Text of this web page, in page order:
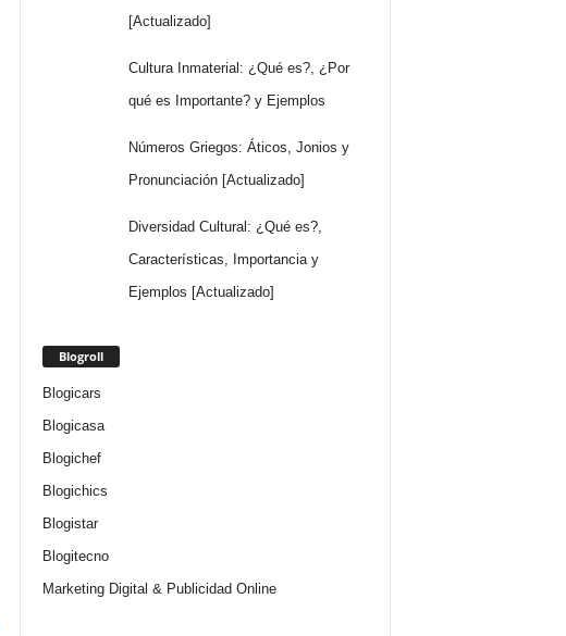
[Actualizado]
Cultura Inmaterial: ¿Qué es?, ¿Por
qué es Importante? y Ejemplos
Números Griegos: Áticos, Jonios y
Pronunciación [Actualizado]
Diversidad Cultural: ¿Qué es?,
Características, Importancia y
Ejemplos [Actualizado]
Blogroll
Blogicars
Blogicasa
Blogichef
Blogichics
Blogistar
Blogitecno
Marketing Digital & Publicidad Online